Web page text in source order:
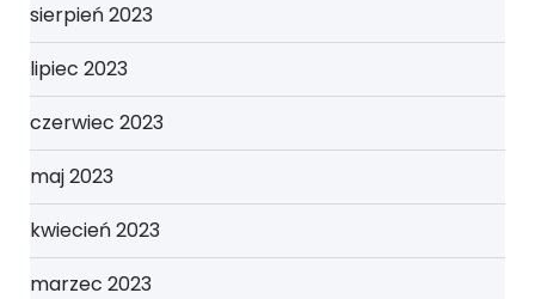
sierpień 2023
lipiec 2023
czerwiec 2023
maj 2023
kwiecień 2023
marzec 2023